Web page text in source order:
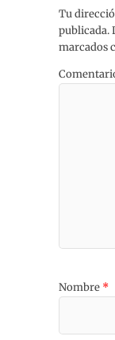
Tu
publicada.
marcados
Nombre *